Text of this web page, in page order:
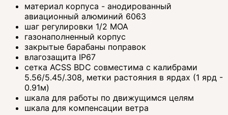
материал корпуса - анодированный
авиационный алюминий 6063
шаг регулировки 1/2 MOA
газонаполненный корпус
закрытые барабаны поправок
влагозащита IP67
сетка ACSS BDC совместима с калибрами
5.56/5.45/.308, метки растояния в ярдах (1 ярд -
0.91м)
шкала для работы по движущимся целям
шкала для компенсации ветра